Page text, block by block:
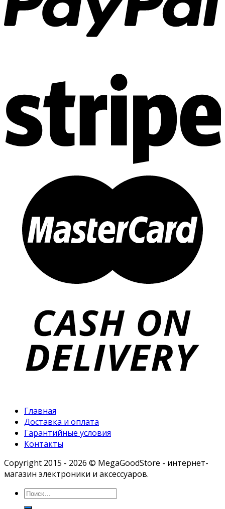
Главная
Доставка и оплата
Гарантийные условия
Контакты
Copyright 2015 - 2026 © MegaGoodStore - интернет-
магазин электроники и аксессуаров.